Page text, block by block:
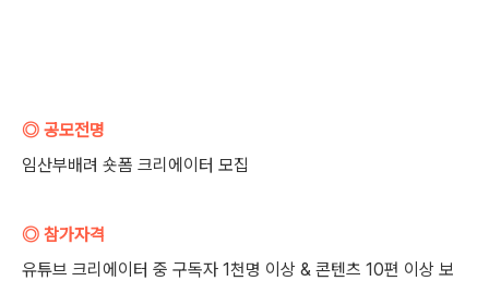
◎ 공모전명
임산부배려 숏폼 크리에이터 모집
◎ 참가자격
유튜브 크리에이터 중 구독자 1천명 이상 & 콘텐츠 10편 이상 보